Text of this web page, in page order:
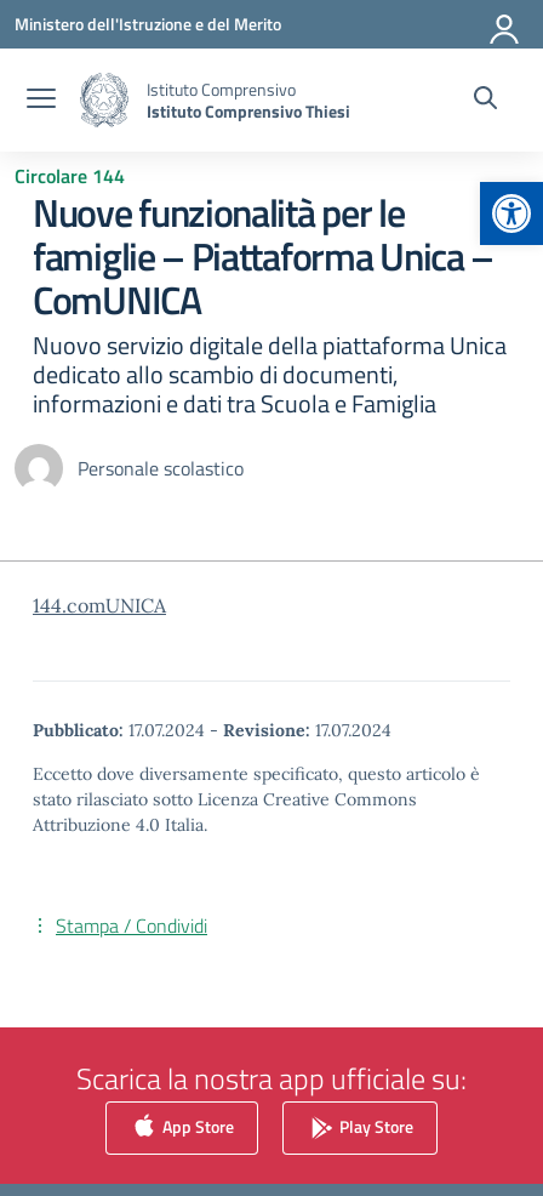
Vai ai contenuti
Vai al menu di navigazione
Vai al footer
Ministero dell'Istruzione e del Merito
Istituto Comprensivo
Istituto Comprensivo Thiesi
Circolare 144
Nuove funzionalità per le
famiglie – Piattaforma Unica –
ComUNICA
Nuovo servizio digitale della piattaforma Unica
dedicato allo scambio di documenti,
informazioni e dati tra Scuola e Famiglia
Personale scolastico
144.comUNICA
Pubblicato: 17.07.2024 - Revisione: 17.07.2024
Eccetto dove diversamente specificato, questo articolo è
stato rilasciato sotto Licenza Creative Commons
Attribuzione 4.0 Italia.
Stampa / Condividi
Scarica la nostra app ufficiale su:
App Store Play Store